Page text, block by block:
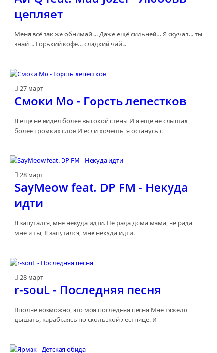
цепляет
Меня всё так же обнимай.... Даже ещё сильней… Я скучал... ты
знай ... Горький кофе… сладкий чай...
27 март
Смоки Мо - Горсть лепестков
Я ещё не видел более высокой стены И я ещё не слышал
более громких слов И если хочешь, я останусь с
28 март
SayMeow feat. DP FM - Некуда
идти
Я запутался, мне некуда идти. Не рада дома мама, не рада
мне и ты, Я запутался, мне некуда идти.
28 март
r-souL - Последняя песня
Вполне возможно, это моя последняя песня Мне тяжело
дышать, карабкаясь по скользкой лестнице. И